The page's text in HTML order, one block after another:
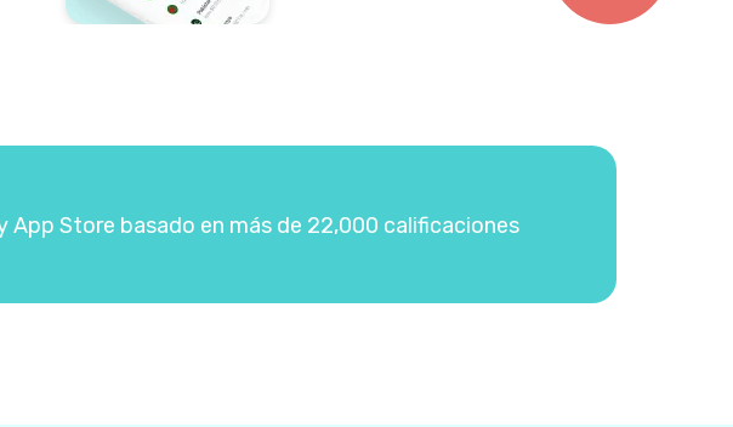
Store basado en más de 22,000 calificaciones